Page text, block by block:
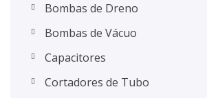
Bombas de Dreno
Bombas de Vácuo
Capacitores
Cortadores de Tubo